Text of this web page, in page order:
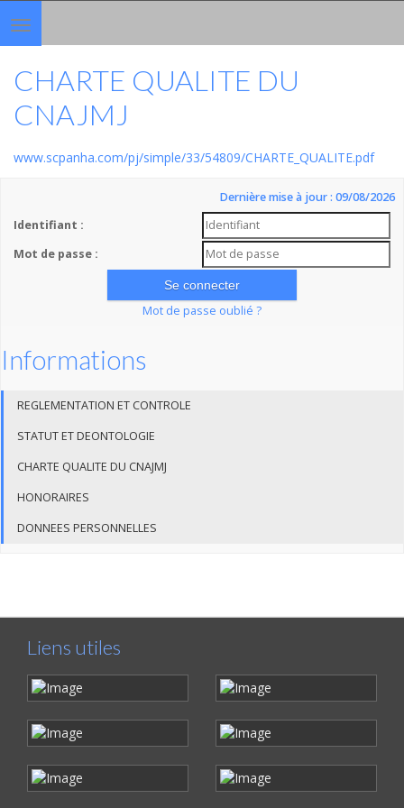
Toggle
navigation
CHARTE QUALITE DU
CNAJMJ
www.scpanha.com/pj/simple/33/54809/CHARTE_QUALITE.pdf
Dernière mise à jour : 09/08/2026
Identifiant :
Mot de passe :
Mot de passe oublié ?
Informations
REGLEMENTATION ET CONTROLE
STATUT ET DEONTOLOGIE
CHARTE QUALITE DU CNAJMJ
HONORAIRES
DONNEES PERSONNELLES
Liens utiles